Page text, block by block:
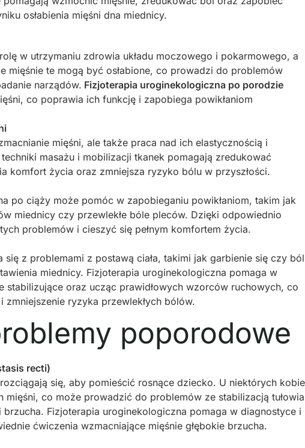
osłabienia mięśni dna miednicy.
w utrzymaniu zdrowia układu moczowego i pokarmowego, a
mięśnie te mogą być osłabione, co prowadzi do problemów
narządów. Fizjoterapia uroginekologiczna po porodzie
co poprawia ich funkcję i zapobiega powikłaniom
mięśni, ale także praca nad ich elastycznością i
masażu i mobilizacji tkanek pomagają zredukować
komfort życia oraz zmniejsza ryzyko bólu w przyszłości.
po ciąży może pomóc w zapobieganiu powikłaniom, takim jak
miednicy czy przewlekłe bóle pleców. Dzięki odpowiednio
problemów i cieszyć się pełnym komfortem życia.
z problemami z postawą ciała, takimi jak garbienie się czy ból
miednicy. Fizjoterapia uroginekologiczna pomaga w
stabilizujące oraz ucząc prawidłowych wzorców ruchowych, co
zmniejszenie ryzyka przewlekłych bólów.
poporodowe
recti)
się, aby pomieścić rosnące dziecko. U niektórych
co może prowadzić do problemów ze stabilizacją
brzucha. Fizjoterapia uroginekologiczna pomaga w diagnostyce i
ćwiczenia wzmacniające mięśnie głębokie brzucha.